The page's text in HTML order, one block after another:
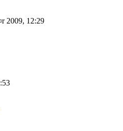
2009, 12:29